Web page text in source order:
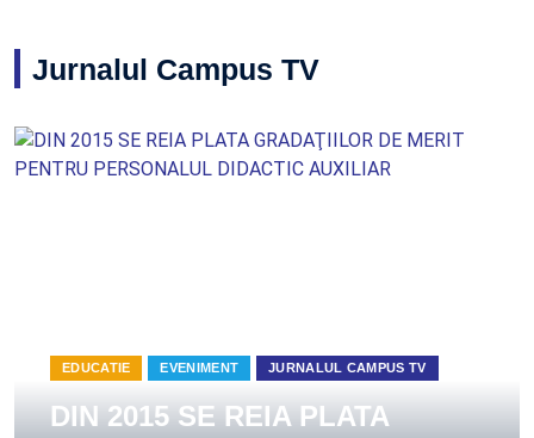
Jurnalul Campus TV
EDUCATIE EVENIMENT JURNALUL CAMPUS TV
DIN 2015 SE REIA PLATA